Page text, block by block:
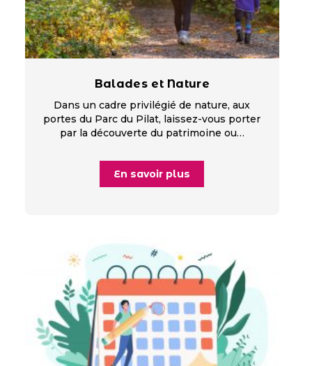
Balades et Nature
Dans un cadre privilégié de nature, aux
portes du Parc du Pilat, laissez-vous porter
par la découverte du patrimoine ou…
En savoir plus